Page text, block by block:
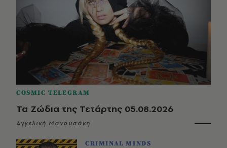
COSMIC TELEGRAM
Τα Ζώδια της Τετάρτης 05.08.2026
Αγγελική Μανουσάκη
CRIMINAL MINDS